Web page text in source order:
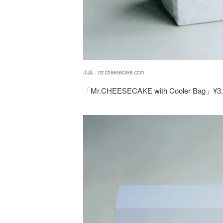
出典： mr-cheesecake.com
「Mr.CHEESECAKE with Cooler Bag」